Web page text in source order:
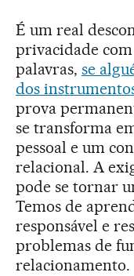
É um real
privacidade
palavras, se
dos
prova
se transforma
pessoal e um
relacional. A
pode se tornar
Temos de
responsável e
problemas de
relacionamento.